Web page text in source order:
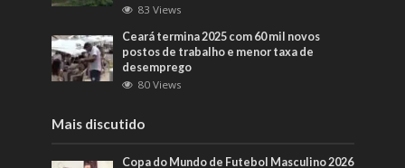
83 Views
Ceará termina 2025 com 60 mil novos
postos de trabalho e menor taxa de
desemprego
80 Views
Mais discutido
Copa do Mundo de Futebol Masculino 2026